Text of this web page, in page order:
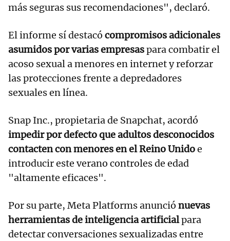
más seguras sus recomendaciones", declaró.
El informe sí destacó compromisos adicionales
asumidos por varias empresaspara combatir el
acoso sexual a menores en internet y reforzar
las protecciones frente a depredadores
sexuales en línea.
Snap Inc., propietaria de Snapchat, acordó
impedir por defecto que adultos desconocidos
contacten con menores en el Reino Unidoe
introducir este verano controles de edad
"altamente eficaces".
Por su parte, Meta Platforms anunció nuevas
herramientas de inteligencia artificialpara
detectar conversaciones sexualizadas entre